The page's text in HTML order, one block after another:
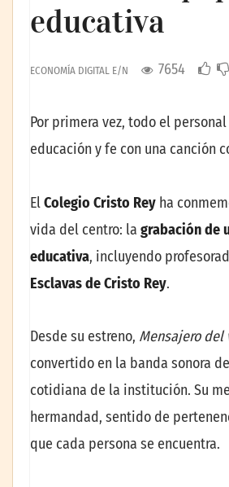
educativa
ECONOMÍA DIGITAL E/N 7654
Por primera vez, todo el
educación y fe con una canción
ElColegio Cristo Rey ha
vida del centro: la grabación de
educativa, incluyendo
Esclavas de Cristo Rey.
Desde su estreno, Mensajero del
convertido en la banda sonora
cotidiana de la institución. Su
hermandad, sentido de
que cada persona se encuentra.